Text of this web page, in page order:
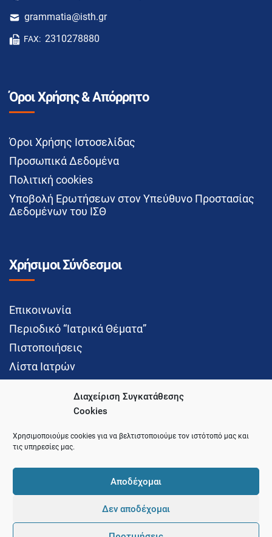
Διαχείριση Συγκατάθεσης
Cookies
Χρησιμοποιούμε cookies για να βελτιστοποιούμε τον ιστότοπό μας και
τις υπηρεσίες μας.
Αποδέχομαι
Δεν αποδέχομαι
grammatia@isth.gr
FAX: 2310278880
Όροι Χρήσης & Απόρρητο
Όροι Χρήσης Ιστοσελίδας
Προσωπικά Δεδομένα
Πολιτική cookies
Υποβολή Ερωτήσεων στον Υπεύθυνο Προστασίας
Δεδομένων του ΙΣΘ
Χρήσιμοι Σύνδεσμοι
Επικοινωνία
Περιοδικό “Ιατρικά Θέματα”
Πιστοποιήσεις
Λίστα Ιατρών
© 2021 Ιατρικός Σύλλογος Θεσσαλονίκης